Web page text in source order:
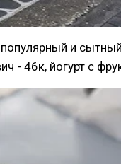
и
- 46к, йогурт с